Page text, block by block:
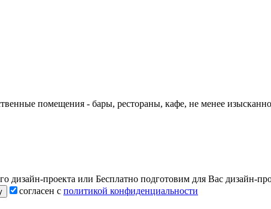
помещения - бары, рестораны, кафе, не менее
проекта или Бесплатно подготовим для Вас дизайн-
согласен с политикой конфиденциальности